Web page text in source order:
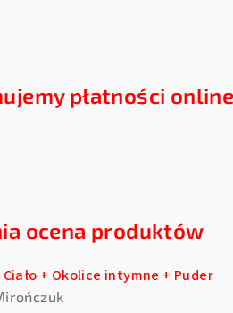
płatności online
ocena produktów
Ciało + Okolice intymne + Puder
to 5 na 5 gwiazdek.